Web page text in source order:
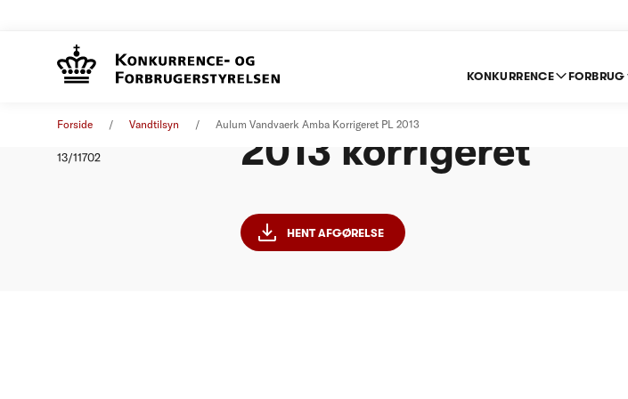
KONKURRENCE FORBRUG
Forside Vandtilsyn Aulum Vandvaerk Amba Korrigeret PL 2013
13/11702
2013 korrigeret
HENT AFGØRELSE